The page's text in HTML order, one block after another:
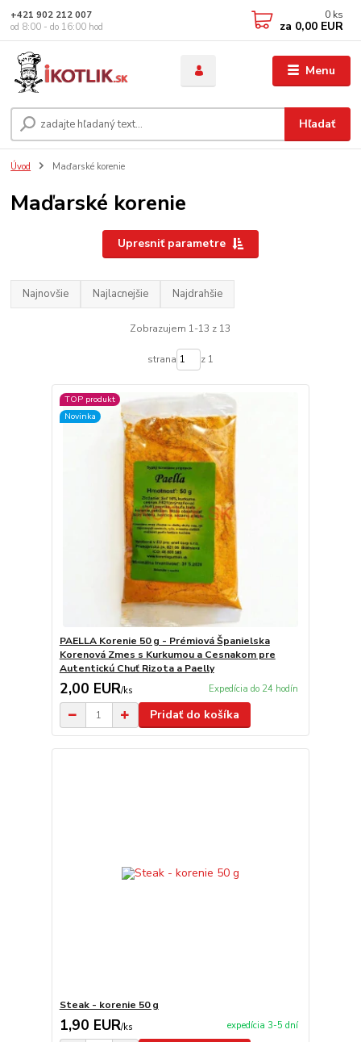
Menu
Hľadať
+421 902 212 007
od 8:00 - do 16:00 hod
0 ks
za 0,00 EUR
Úvod Maďarské korenie
Maďarské korenie
Upresniť parametre
Najnovšie Najlacnejšie Najdrahšie
Zobrazujem 1-13 z 13
strana z 1
TOP produkt
Novinka
PAELLA Korenie 50 g - Prémiová Španielska
Korenová Zmes s Kurkumou a Cesnakom pre
Autentickú Chuť Rizota a Paelly
2,00 EUR/ks Expedícia do 24 hodín
Pridať do košíka
Steak - korenie 50 g
1,90 EUR/ks expedícia 3-5 dní